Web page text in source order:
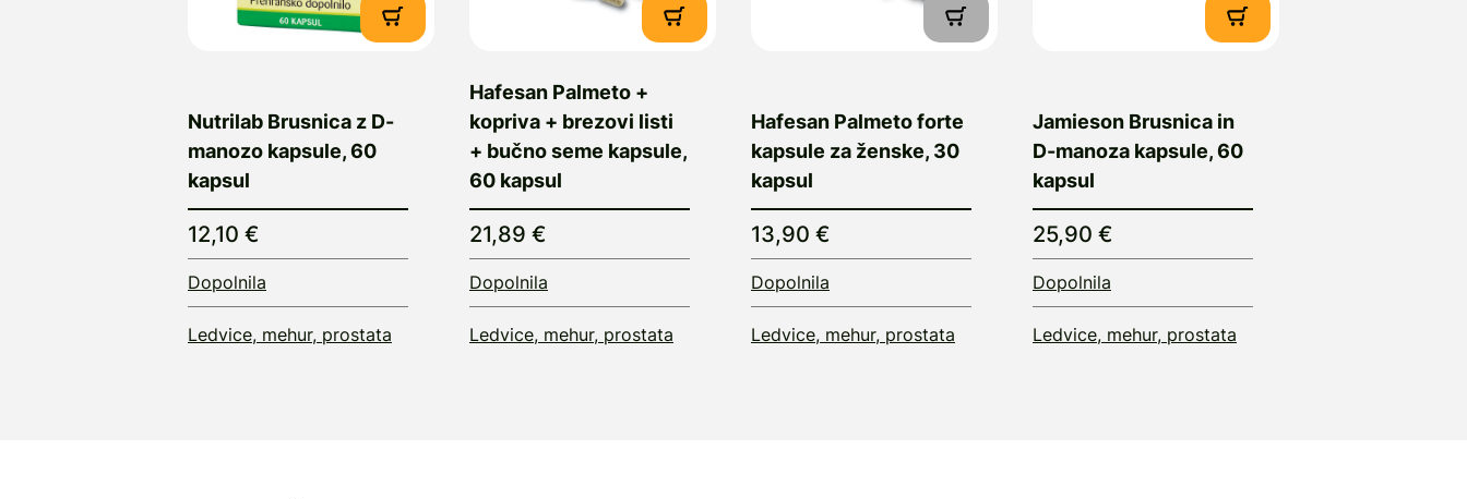
Nutrilab Brusnica z D-
manozo kapsule, 60
kapsul
12,10 €
Dopolnila
Ledvice, mehur, prostata
Hafesan Palmeto +
kopriva + brezovi listi
+ bučno seme kapsule,
60 kapsul
21,89 €
Dopolnila
Ledvice, mehur, prostata
Hafesan Palmeto forte
kapsule za ženske, 30
kapsul
13,90 €
Dopolnila
Ledvice, mehur, prostata
Jamieson Brusnica in
D-manoza kapsule, 60
kapsul
25,90 €
Dopolnila
Ledvice, mehur, prostata